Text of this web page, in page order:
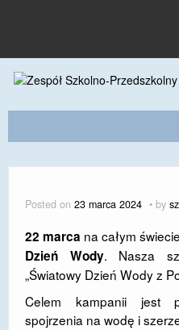
DLA RODZICÓW I
DLA PRACOWNIKÓW
GALERIA
Posted on 23 marca 2024 by
22 marca na całym
Dzień Wody. Nasza
„Światowy Dzień Wody z
Celem kampanii jest
spojrzenia na wodę i